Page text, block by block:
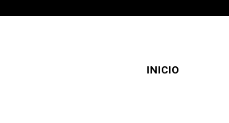
INICIO